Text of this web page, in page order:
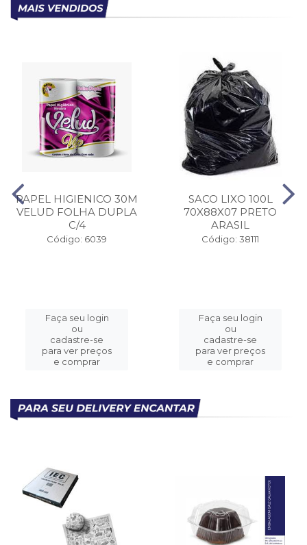
PAPEL HIGIENICO 30M
VELUD FOLHA DUPLA
C/4
Código: 6039
Faça seu login
ou
cadastre-se
para ver preços
e comprar
SACO LIXO 100L
70X88X07 PRETO
ARASIL
Código: 38111
Faça seu login
ou
cadastre-se
para ver preços
e comprar